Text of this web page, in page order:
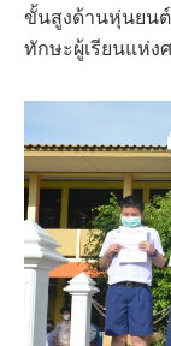
ขั้นสูงด้านหุ่นยน
ทักษะผู้เรียนแห่ง